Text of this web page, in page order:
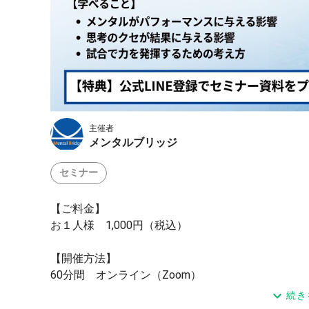
主催者
メンタルブリッジ
セミナー
【ご料金】
お１人様 1,000円（税込）
【開催方法】
60分間 オンライン（Zoom）
続